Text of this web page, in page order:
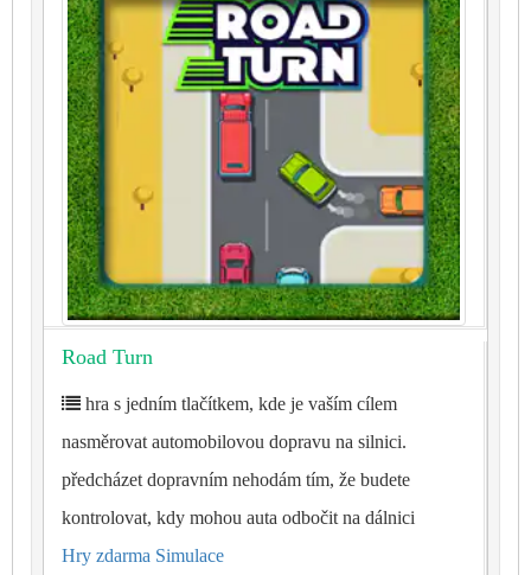
Road Turn
hra s jedním tlačítkem, kde je vaším cílem
nasměrovat automobilovou dopravu na silnici.
předcházet dopravním nehodám tím, že budete
kontrolovat, kdy mohou auta odbočit na dálnici
Hry zdarma Simulace